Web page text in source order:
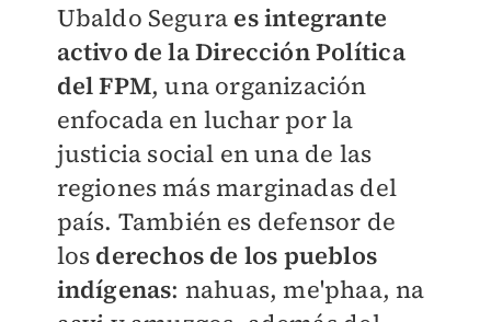
Ubaldo Segura es integrante
activo de la Dirección Política
del FPM, una organización
enfocada en luchar por la
justicia social en una de las
regiones más marginadas del
país. También es defensor de
los derechos de los pueblos
indígenas: nahuas, me'phaa, na